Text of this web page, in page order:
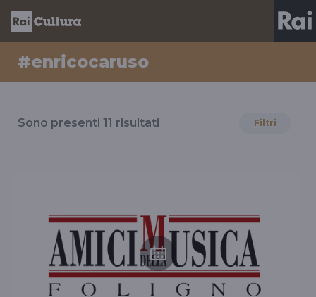
#enricocaruso
ilSono presenti 11 risultati Filtri